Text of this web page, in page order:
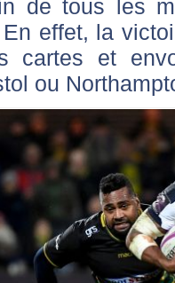
de tous les
effet, la
cartes et
ou